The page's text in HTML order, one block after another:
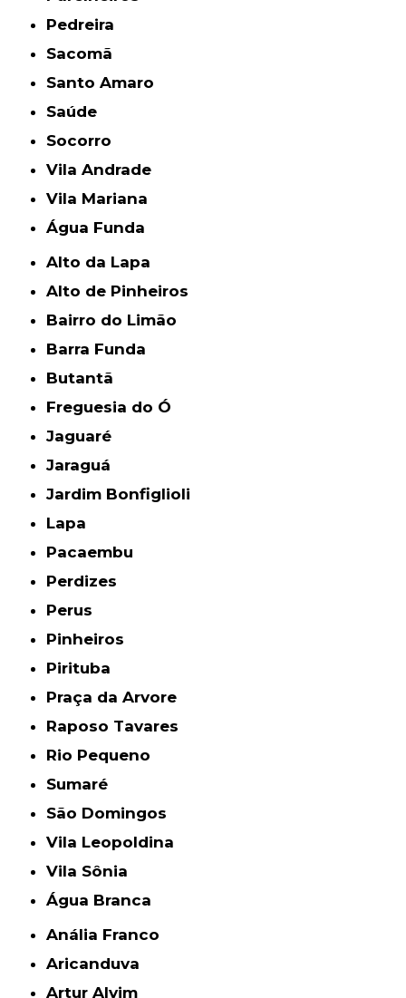
Pedreira
Sacomã
Santo Amaro
Saúde
Socorro
Vila Andrade
Vila Mariana
Água Funda
Alto da Lapa
Alto de Pinheiros
Bairro do Limão
Barra Funda
Butantã
Freguesia do Ó
Jaguaré
Jaraguá
Jardim Bonfiglioli
Lapa
Pacaembu
Perdizes
Perus
Pinheiros
Pirituba
Praça da Arvore
Raposo Tavares
Rio Pequeno
Sumaré
São Domingos
Vila Leopoldina
Vila Sônia
Água Branca
Anália Franco
Aricanduva
Artur Alvim